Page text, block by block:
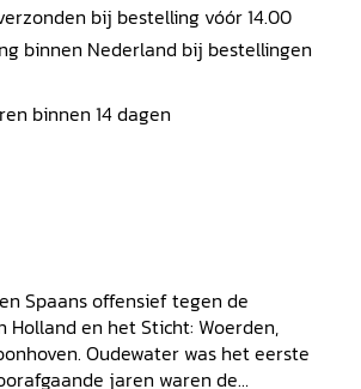
bij bestelling vóór 14.00
binnen Nederland bij bestellingen
binnen 14 dagen
Spaans offensief tegen de
Holland en het Sticht: Woerden,
Oudewater was het eerste
jaren waren de